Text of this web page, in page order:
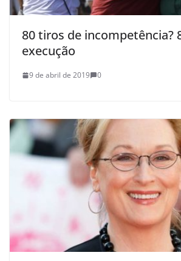
80 tiros de incompetência?
execução
9 de abril de 2019 0